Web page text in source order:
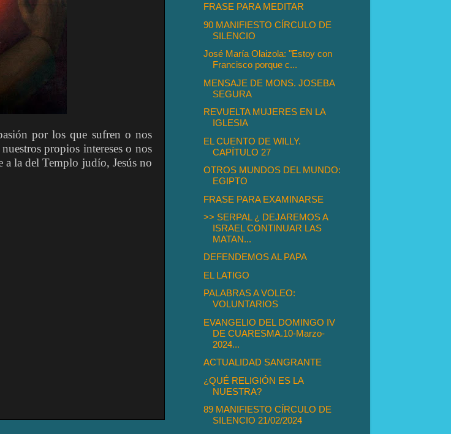
por los que sufren o nos
propios intereses o nos
a la del Templo judío, Jesús no
FRASE PARA MEDITAR
90 MANIFIESTO CÍRCULO DE
SILENCIO
José María Olaizola: "Estoy con
Francisco porque c...
MENSAJE DE MONS. JOSEBA
SEGURA
REVUELTA MUJERES EN LA
IGLESIA
EL CUENTO DE WILLY.
CAPÍTULO 27
OTROS MUNDOS DEL MUNDO:
EGIPTO
FRASE PARA EXAMINARSE
>> SERPAL ¿ DEJAREMOS A
ISRAEL CONTINUAR LAS
MATAN...
DEFENDEMOS AL PAPA
EL LATIGO
PALABRAS A VOLEO:
VOLUNTARIOS
EVANGELIO DEL DOMINGO IV
DE CUARESMA.10-Marzo-
2024...
ACTUALIDAD SANGRANTE
¿QUÉ RELIGIÓN ES LA
NUESTRA?
89 MANIFIESTO CÍRCULO DE
SILENCIO 21/02/2024